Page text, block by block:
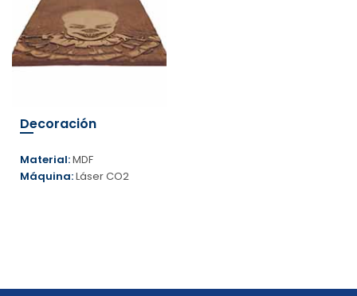
Decoración
Material:MDF
Máquina:Láser CO2